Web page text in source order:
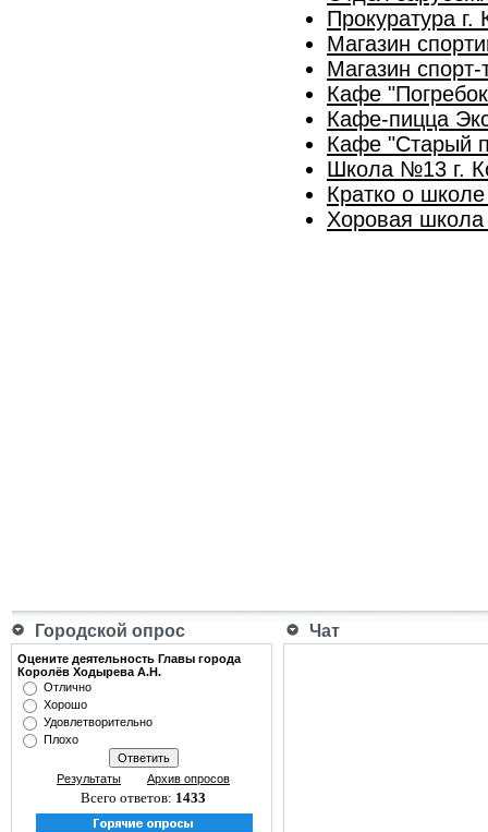
Прокуратура г.
Магазин
Магазин
Кафе
Кафе-пицца
Кафе "Старый
Школа №13 г.
Кратко о
Хоровая
Городской опрос Чат
Оцените деятельность Главы города
Королёв Ходырева А.Н.
Отлично
Хорошо
Удовлетворительно
Плохо
Результаты Архив опросов
Всего ответов: 1433